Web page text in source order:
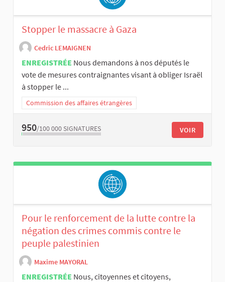
Stopper le massacre à Gaza
Cedric LEMAIGNEN
ENREGISTRÉE Nous demandons à nos députés le
vote de mesures contraignantes visant à obliger Israël
à stopper le ...
Commission des affaires étrangères
950/100 000 SIGNATURES VOIR
Pour le renforcement de la lutte contre la
négation des crimes commis contre le
peuple palestinien
Maxime MAYORAL
ENREGISTRÉE Nous, citoyennes et citoyens,